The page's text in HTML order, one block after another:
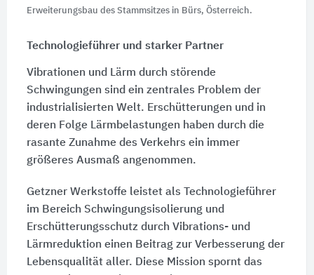
Erweiterungsbau des Stammsitzes in Bürs, Österreich.
Technologieführer und starker Partner
Vibrationen und Lärm durch störende
Schwingungen sind ein zentrales Problem der
industrialisierten Welt. Erschütterungen und in
deren Folge Lärmbelastungen haben durch die
rasante Zunahme des Verkehrs ein immer
größeres Ausmaß angenommen.
Getzner Werkstoffe leistet als Technologieführer
im Bereich Schwingungsisolierung und
Erschütterungsschutz durch Vibrations- und
Lärmreduktion einen Beitrag zur Verbesserung der
Lebensqualität aller. Diese Mission spornt das